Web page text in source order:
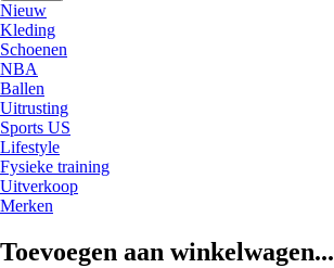
Nieuw
Kleding
Schoenen
NBA
Ballen
Uitrusting
Sports US
Lifestyle
Fysieke training
Uitverkoop
Merken
Toevoegen aan winkelwagen...